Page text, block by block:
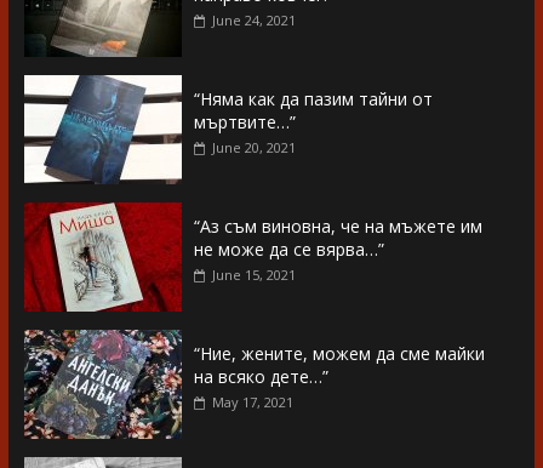
June 24, 2021
“Няма как да пазим тайни от
мъртвите…”
June 20, 2021
“Аз съм виновна, че на мъжете им
не може да се вярва…”
June 15, 2021
“Ние, жените, можем да сме майки
на всяко дете…”
May 17, 2021